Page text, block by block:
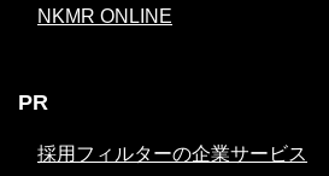
NKMR ONLINE
PR
採用フィルターの企業サービス